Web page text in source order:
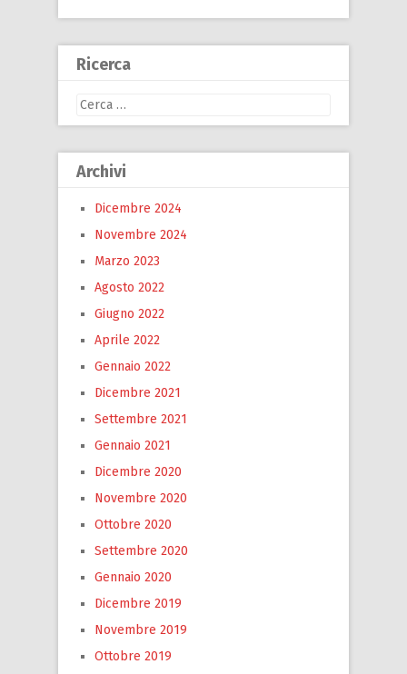
Ricerca
Ricerca
Archivi
Dicembre 2024
Novembre 2024
Marzo 2023
Agosto 2022
Giugno 2022
Aprile 2022
Gennaio 2022
Dicembre 2021
Settembre 2021
Gennaio 2021
Dicembre 2020
Novembre 2020
Ottobre 2020
Settembre 2020
Gennaio 2020
Dicembre 2019
Novembre 2019
Ottobre 2019